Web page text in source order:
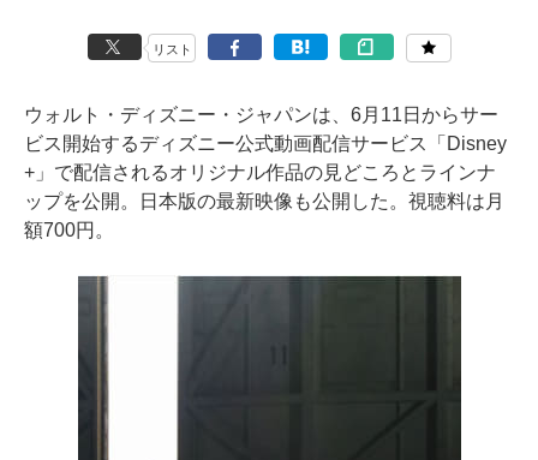
リスト
ウォルト・ディズニー・ジャパンは、6月11日からサー
ビス開始するディズニー公式動画配信サービス「Disney
+」で配信されるオリジナル作品の見どころとラインナ
ップを公開。日本版の最新映像も公開した。視聴料は月
額700円。